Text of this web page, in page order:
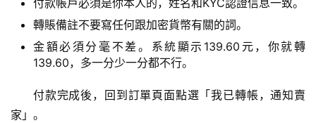
付款帳戶必須是你本人的，姓名和KYC認證信息一致。
轉賬備註不要寫任何跟加密貨幣有關的詞。
金額必須分毫不差。系統顯示139.60元，你就轉
139.60，多一分少一分都不行。
付款完成後，回到訂單頁面點選「我已轉帳，通知賣
家」。